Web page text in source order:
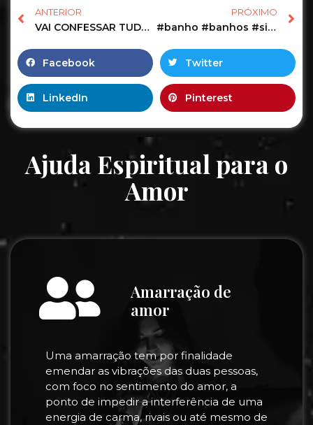
ANTERIOR
VAI CONFESSAR TUDO QUE SENTE! EM UM DESABAFO POR AI! + LETRA INICIAL
PRÓXIMO
#banho #banhos #simpatia #simpatias #magia
Facebook Twitter
LinkedIn Pinterest
Ajuda Espiritual para o
Amor
Amarração de
amor
Uma amarração tem por finalidade
emendar as vibrações das duas pessoas,
com foco no sentimento do amor, a
ponto de impedir a interferência de uma
energia de carma, rivais ou até mesmo de